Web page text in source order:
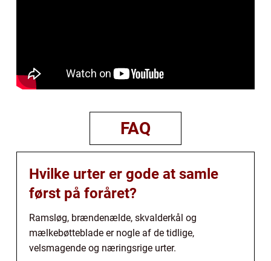
FAQ
Hvilke urter er gode at samle
først på foråret?
Ramsløg, brændenælde, skvalderkål og
mælkebøtteblade er nogle af de tidlige,
velsmagende og næringsrige urter.